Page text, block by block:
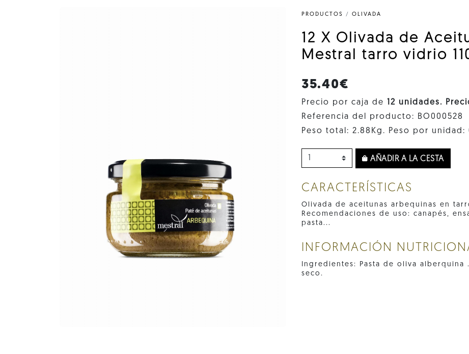
PRODUCTOS / OLIVADA
12 X Olivada de
Mestral tarro vidrio
35.40€
Precio por caja de
12 unidades.
Referencia del producto: BO000528
Peso total: 2.88Kg. Peso por unidad:
AÑADIR A LA CESTA
CARACTERÍSTICAS
Olivada de aceitunas arbequinas en
Recomendaciones de uso: canapés,
pasta...
INFORMACIÓN
Ingredientes: Pasta de oliva
seco.